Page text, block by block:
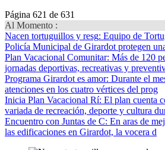
Página 621 de 631
Al Momento :
Nacen tortuguillos y resg: Equipo de
Policía Municipal de Girardot protegen
Plan Vacacional Comunitar: Más de 120
jornadas deportivas, recreativas y
Programa Girardot es amor: Durante el
atenciones en los cuatro vértices del prog
Inicia Plan Vacacional Rí: El plan cuenta
variada de recreación, deporte y cultura
Encuentro con Juntas de C: En aras de
las edificaciones en Girardot, la vocera d